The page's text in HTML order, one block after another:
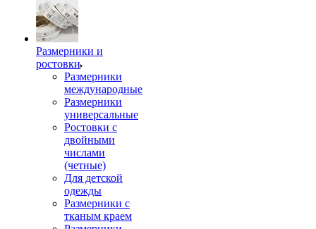
Размерники и
ростовки
Размерники
международные
Размерники
универсальные
Ростовки с
двойными
числами
(четные)
Для детской
одежды
Размерники с
тканым краем